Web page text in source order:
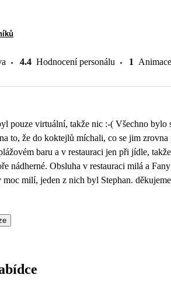
4.4 Hodnocení personálu 1 Animace
pouze virtuální, takže nic :-( Všechno
to, že do koktejlů míchali, co se jim
baru a v restauraci jen při jídle,
nádherné. Obsluha v restauraci milá a
milí, jeden z nich byl Stephan.